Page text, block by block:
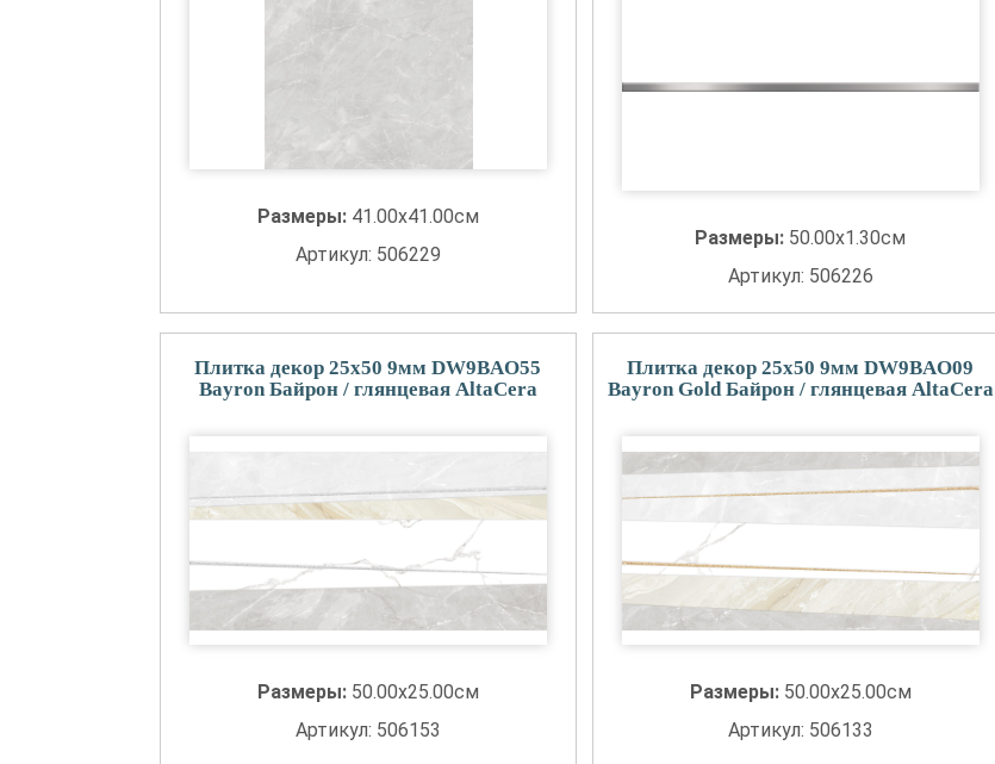
Размеры: 41.00x41.00см
Артикул: 506229
Размеры: 50.00x1.30см
Артикул: 506226
Плитка декор 25x50 9мм DW9BAO55
Bayron Байрон / глянцевая AltaCera
Размеры: 50.00x25.00см
Артикул: 506153
Плитка декор 25x50 9мм DW9BAO09
Bayron Gold Байрон / глянцевая AltaCera
Размеры: 50.00x25.00см
Артикул: 506133